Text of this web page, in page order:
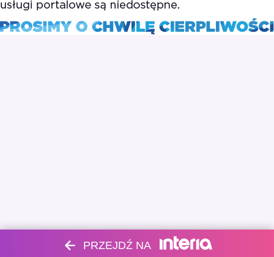
PRZEJDŹ NA